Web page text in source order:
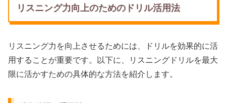
リスニング力向上のためのドリル活用法
リスニング力を向上させるためには、ドリルを効果的に活
用することが重要です。以下に、リスニングドリルを最大
限に活かすための具体的な方法を紹介します。